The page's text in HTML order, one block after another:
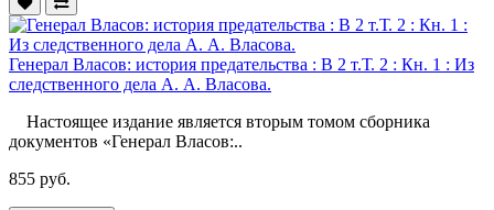
Генерал Власов: история предательства : В 2 т.Т. 2 : Кн. 1 : Из
следственного дела А. А. Власова.
Настоящее издание является вторым томом сборника
документов «Генерал Власов:..
855 руб.